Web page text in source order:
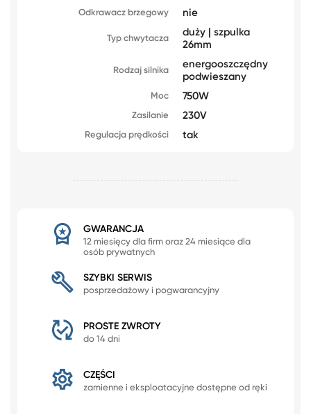
Odkrawacz brzegowy nie
Typ chwytacza
duży | szpulka
26mm
Rodzaj silnika
energooszczędny
podwieszany
Moc 750W
Zasilanie 230V
Regulacja prędkości tak
GWARANCJA
12 miesięcy dla firm oraz 24 miesiące dla
osób prywatnych
SZYBKI SERWIS
posprzedażowy i pogwarancyjny
PROSTE ZWROTY
do 14 dni
CZĘŚCI
zamienne i eksploatacyjne dostępne od ręki